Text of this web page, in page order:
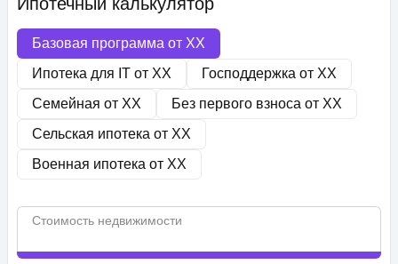
Базовая программа от XX
Ипотека для IT от XX Господдержка от XX
Семейная от XX Без первого взноса от XX
Сельская ипотека от XX
Военная ипотека от XX
Стоимость недвижимости